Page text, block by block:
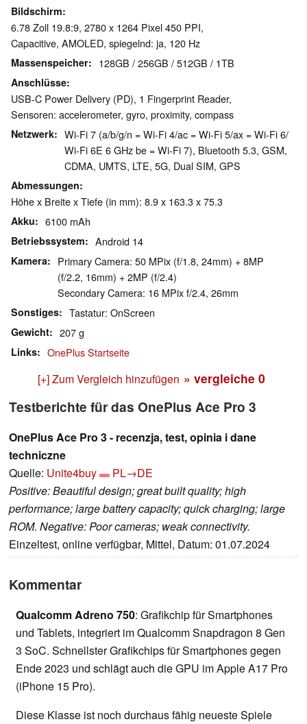
Bildschirm
6.78 Zoll 19.8:9, 2780 x 1264 Pixel 450 PPI,
Capacitive, AMOLED, spiegelnd: ja, 120 Hz
Massenspeicher 128GB / 256GB / 512GB / 1TB
Anschlüsse
USB-C Power Delivery (PD), 1 Fingerprint Reader,
Sensoren: accelerometer, gyro, proximity, compass
Netzwerk
Wi-Fi 7 (a/b/g/n = Wi-Fi 4/ac = Wi-Fi 5/ax = Wi-Fi 6/
Wi-Fi 6E 6 GHz be = Wi-Fi 7), Bluetooth 5.3, GSM,
CDMA, UMTS, LTE, 5G, Dual SIM, GPS
Abmessungen
Höhe x Breite x Tiefe (in mm): 8.9 x 163.3 x 75.3
Akku 6100 mAh
Betriebssystem Android 14
Kamera
Primary Camera: 50 MPix (f/1.8, 24mm) + 8MP
(f/2.2, 16mm) + 2MP (f/2.4)
Secondary Camera: 16 MPix f/2.4, 26mm
Sonstiges Tastatur: OnScreen
Gewicht 207 g
Links OnePlus Startseite
[+] Zum Vergleich hinzufügen » vergleiche 0
Testberichte für das OnePlus Ace Pro 3
OnePlus Ace Pro 3 - recenzja, test, opinia i dane
techniczne
Quelle: Unite4buy
PL→DE
Positive: Beautiful design; great built quality; high
performance; large battery capacity; quick charging; large
ROM. Negative: Poor cameras; weak connectivity.
Einzeltest, online verfügbar, Mittel, Datum: 01.07.2024
Kommentar
Qualcomm Adreno 750: Grafikchip für Smartphones
und Tablets, integriert im Qualcomm Snapdragon 8 Gen
3 SoC. Schnellster Grafikchips für Smartphones gegen
Ende 2023 und schlägt auch die GPU im Apple A17 Pro
(iPhone 15 Pro).
Diese Klasse ist noch durchaus fähig neueste Spiele